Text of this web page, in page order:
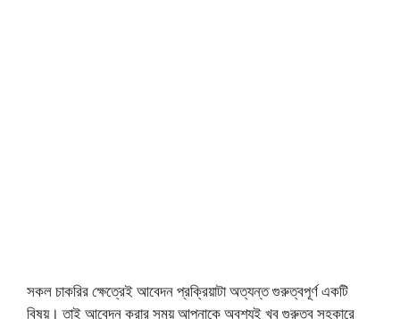
সকল চাকরির ক্ষেত্রেই আবেদন প্রক্রিয়াটা অত্যন্ত গুরুত্বপূর্ণ একটি
বিষয়। তাই আবেদন করার সময় আপনাকে অবশ্যই খুব গুরুত্ব সহকারে